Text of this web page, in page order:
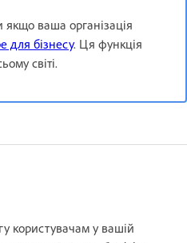
якщо ваша організація
для бізнесу. Ця функція
світі.
користувачам у вашій